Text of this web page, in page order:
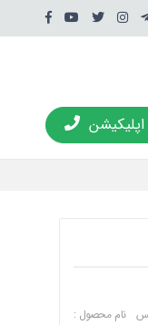
نام محصول :